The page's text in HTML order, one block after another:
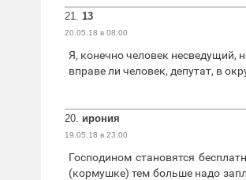
21. 13
20.05.18 в 08:00
Я, конечно человек несведущий,
вправе ли человек, депутат, в
20. ирония
19.05.18 в 23:00
Господином становятся
(кормушке) тем больше надо